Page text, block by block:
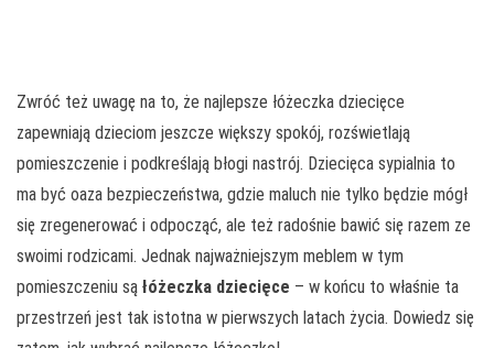
Zwróć też uwagę na to, że najlepsze łóżeczka dziecięce
zapewniają dzieciom jeszcze większy spokój, rozświetlają
pomieszczenie i podkreślają błogi nastrój. Dziecięca sypialnia to
ma być oaza bezpieczeństwa, gdzie maluch nie tylko będzie mógł
się zregenerować i odpocząć, ale też radośnie bawić się razem ze
swoimi rodzicami. Jednak najważniejszym meblem w tym
pomieszczeniu są łóżeczka dziecięce – w końcu to właśnie ta
przestrzeń jest tak istotna w pierwszych latach życia. Dowiedz się